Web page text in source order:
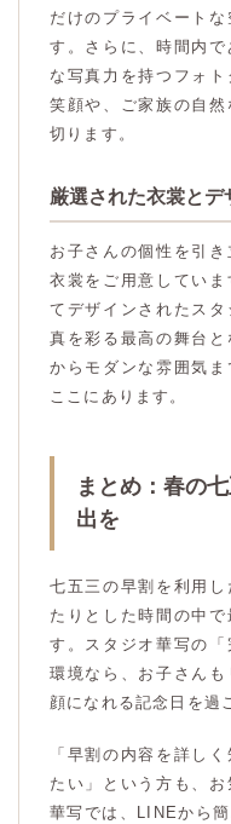
だけのプライベート
す。さらに、時間内
な写真力を持つフォ
笑顔や、ご家族の自
切ります。
厳選された衣裳と
お子さんの個性を引
衣裳をご用意してい
てデザインされたス
真を彩る最高の舞台
からモダンな雰囲気
ここにあります。
まとめ：春の
出を
七五三の早割を利用
たりとした時間の中
す。スタジオ華写の
環境なら、お子さん
顔になれる記念日を過
「早割の内容を詳し
たい」という方も、
華写では、LINEから